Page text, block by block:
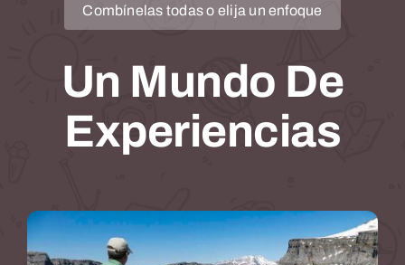
Combínelas todas o elija un enfoque
Un Mundo De
Experiencias